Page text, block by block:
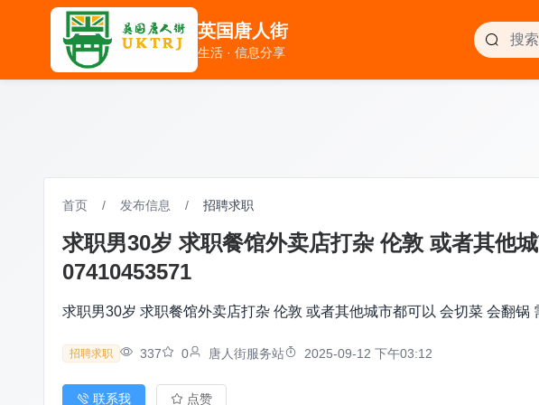
英国唐人街
生活 · 信息分享
英国唐人街
生活 · 信息分享
首页 / 发布信息 / 招聘求职
求职男30岁 求职餐馆外卖店打杂 伦敦 或者其他
07410453571
求职男30岁 求职餐馆外卖店打杂 伦敦 或者其他城市都可以 会切菜 会翻
招聘求职 337 0 唐人街服务站 2025-09-12 下午03:12
联系我 点赞